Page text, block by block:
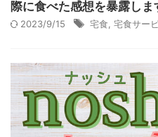
際に食べた感想を暴露しま
2023/9/15 宅食 宅食サー